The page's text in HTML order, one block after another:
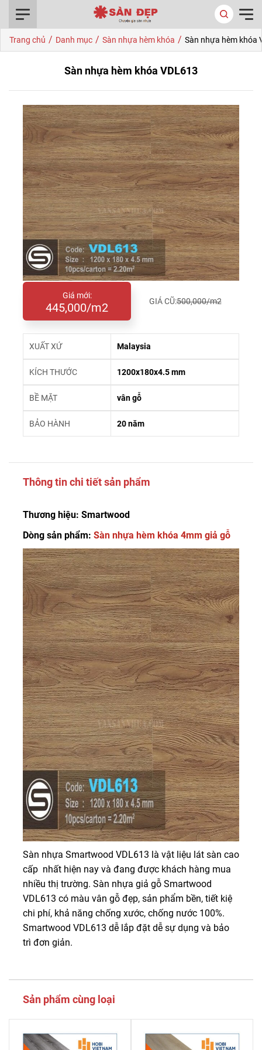
Trang chủ / Danh mục / Sàn nhựa hèm khóa / Sàn nhựa hèm khóa
Sàn nhựa hèm khóa VDL613
Giá mới:
445,000/m2 GIÁ CŨ:500,000/m2
XUẤT XỨ Malaysia
KÍCH THƯỚC 1200x180x4.5 mm
BỀ MẶT vân gỗ
BẢO HÀNH 20 năm
Thông tin chi tiết sản phẩm
Thương hiệu: Smartwood
Dòng sản phẩm: Sàn nhựa hèm khóa 4mm giả gỗ
Sàn nhựa Smartwood VDL613 là vật liệu lát sàn cao
cấp nhất hiện nay và đang được khách hàng mua
nhiều thị trường. Sàn nhựa giả gỗ Smartwood
VDL613 có màu vân gỗ đẹp, sản phẩm bền, tiết kiệ
chi phí, khả năng chống xước, chống nước 100%.
Smartwood VDL613 dễ lắp đặt dễ sự dụng và bảo
trì đơn giản.
Sản phẩm cùng loại